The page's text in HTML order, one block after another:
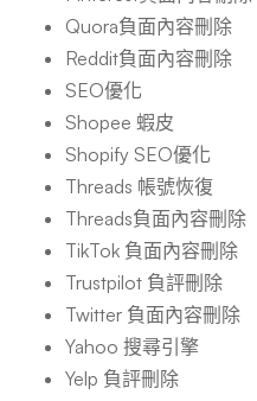
Quora負面內容刪除
Reddit負面內容刪除
SEO優化
Shopee 蝦皮
Shopify SEO優化
Threads 帳號恢復
Threads負面內容刪除
TikTok 負面內容刪除
Trustpilot 負評刪除
Twitter 負面內容刪除
Yahoo 搜尋引擎
Yelp 負評刪除